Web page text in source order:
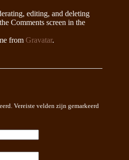
editing, and deleting
Comments screen in the
from Gravatar.
Vereiste velden zijn gemarkeerd